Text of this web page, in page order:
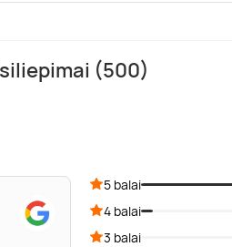
(500)
5 balai
4 balai
3 balai